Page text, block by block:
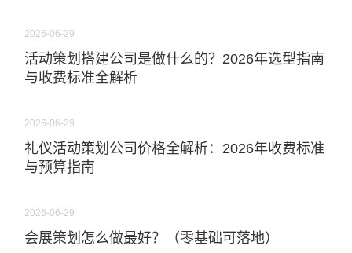
2026-06-29
活动策划搭建公司是做什么的？2026年选型指南
与收费标准全解析
2026-06-29
礼仪活动策划公司价格全解析：2026年收费标准
与预算指南
2026-06-29
会展策划怎么做最好？（零基础可落地）